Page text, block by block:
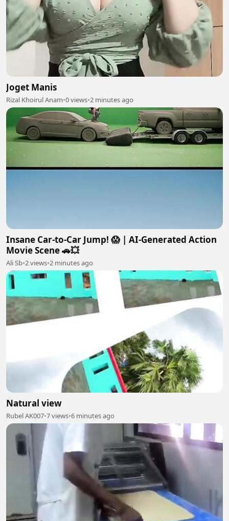
Joget Manis
Rizal Khoirul Anam•0 views•2 minutes ago
Insane Car-to-Car Jump! 😱 | AI-Generated Action
Movie Scene 🚗💥
Ali Sb•2 views•2 minutes ago
Natural view
Rubel AK007•7 views•6 minutes ago